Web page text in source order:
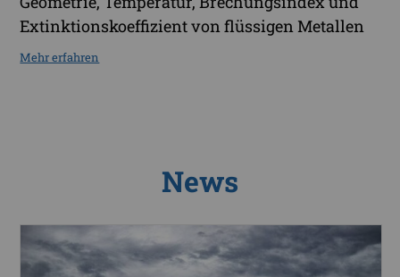
Extinktionskoeffizient von flüssigen Metallen
Mehr erfahren
News